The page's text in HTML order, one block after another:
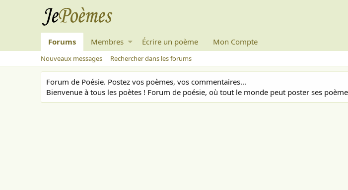
Forums Membres Écrire un poème Mon Compte
Nouveaux messages Rechercher dans les forums
Forum de Poésie. Postez vos poèmes, vos commentaires...
Bienvenue à tous les poètes ! Forum de poésie, où tout le monde peut poster ses